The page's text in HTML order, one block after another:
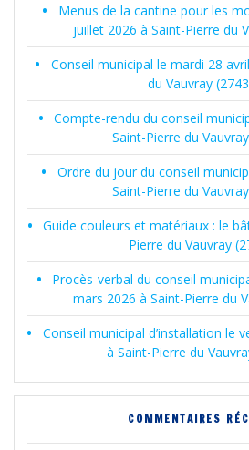
Menus de la cantine pour les
juillet 2026 à Saint-Pierre du
Conseil municipal le mardi 28
du Vauvray
Compte-rendu du conseil
Saint-Pierre du
Ordre du jour du conseil
Saint-Pierre du
Guide couleurs et matériaux : le
Pierre du Vauvray
Procès-verbal du conseil
mars 2026 à Saint-Pierre du
Conseil municipal d’installation le
à Saint-Pierre du
COMMENTAIRES